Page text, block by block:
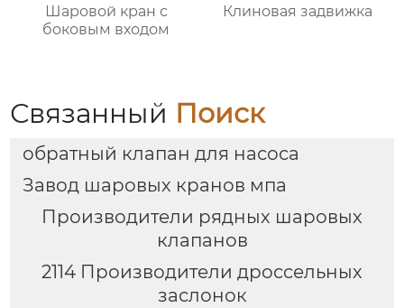
Шаровой кран с
боковым входом
Клиновая задвижка
Связанный Поиск
обратный клапан для насоса
Завод шаровых кранов мпа
Производители рядных шаровых
клапанов
2114 Производители дроссельных
заслонок